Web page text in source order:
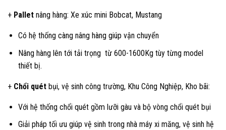
+ Pallet nâng hàng: Xe xúc mini Bobcat, Mustang
Có hệ thống càng nâng hàng giúp vận chuyển
Nâng hàng lên tới tải trọng từ 600-1600Kg tùy từng model
thiết bị.
+ Chổi quét bụi, vệ sinh công trường, Khu Công Nghiệp, Kho bãi:
Với hệ thống chổi quét gồm lưỡi gàu và bộ vòng chổi quét bụi
Giải pháp tối ưu giúp vệ sinh trong nhà máy xi măng, vệ sinh hệ